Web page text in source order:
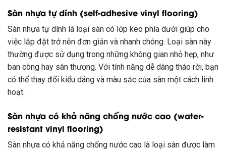
Sàn nhựa tự dính (self-adhesive vinyl flooring)
Sàn nhựa tự dính là loại sàn có lớp keo phía dưới giúp cho
việc lắp đặt trở nên đơn giản và nhanh chóng. Loại sàn này
thường được sử dụng trong những không gian nhỏ hẹp, như
ban công hay sân thượng. Với tính năng dễ dàng tháo rời, bạn
có thể thay đổi kiểu dáng và màu sắc của sàn một cách linh
hoạt.
Sàn nhựa có khả năng chống nước cao (water-
resistant vinyl flooring)
Sàn nhựa có khả năng chống nước cao là loại sàn được làm